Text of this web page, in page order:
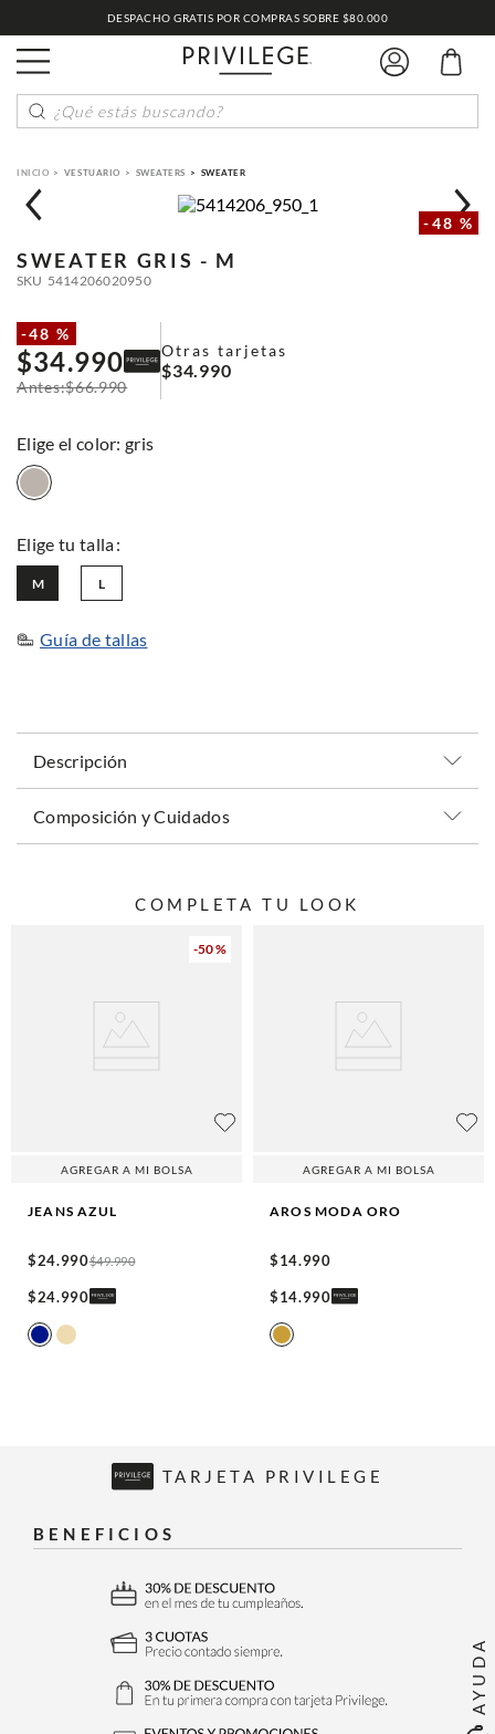
AYUDA
DESPACHO GRATIS POR COMPRAS SOBRE $80.000
¿Qué estás buscando?
VESTUARIO SWEATERS SWEATER
-48 %
SWEATER GRIS - M
SKU 5414206020950
-48 %
$34.990
$66.990
Otras tarjetas
$34.990
: gris
L
M
Guía de tallas
Descripción
Composición y Cuidados
COMPLETA TU LOOK
-50 %
AGREGAR A MI BOLSA
JEANS AZUL
$24.990$49.990
$24.990
AGREGAR A MI BOLSA
AROS MODA ORO
$14.990
$14.990
TARJETA PRIVILEGE
BENEFICIOS